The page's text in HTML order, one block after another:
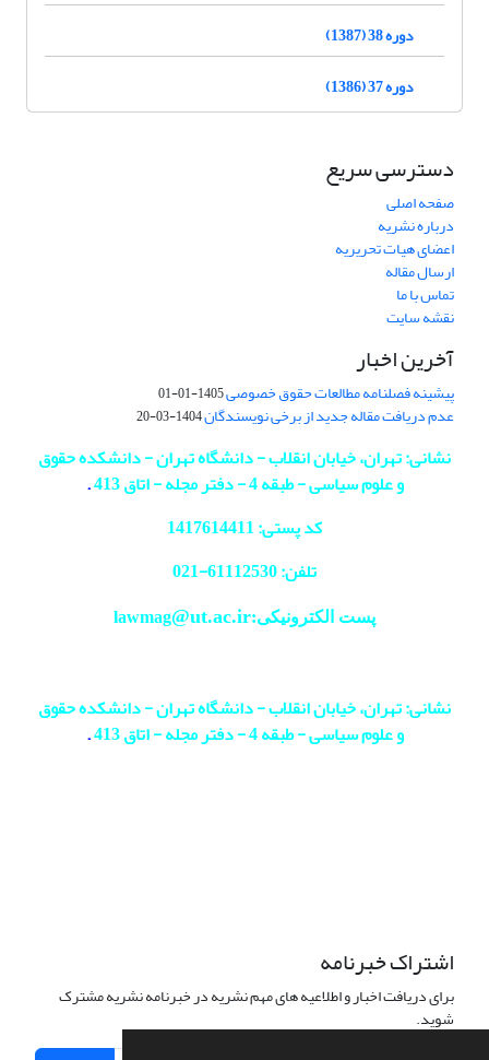
دوره 38 (1387)
دوره 37 (1386)
دسترسی سریع
صفحه اصلی
درباره نشریه
اعضای هیات تحریریه
ارسال مقاله
تماس با ما
نقشه سایت
آخرین اخبار
پیشینه فصلنامه مطالعات حقوق خصوصی1405-01-01
عدم دریافت مقاله جدید از برخی نویسندگان1404-03-20
نشانی: تهران، خیابان انقلاب - دانشگاه تهران - دانشکده حقوق
و علوم سیاسی - طبقه 4 - دفتر مجله - اتاق 413
.
کد پستی: 1417614411
تلفن: 61112530-
021
پست الکترونیکی:lawmag@ut.ac.ir
نشانی: تهران، خیابان انقلاب - دانشگاه تهران - دانشکده حقوق
و علوم سیاسی - طبقه 4 - دفتر مجله - اتاق 413
.
اشتراک خبرنامه
برای دریافت اخبار و اطلاعیه های مهم نشریه در خبرنامه نشریه مشترک
شوید.